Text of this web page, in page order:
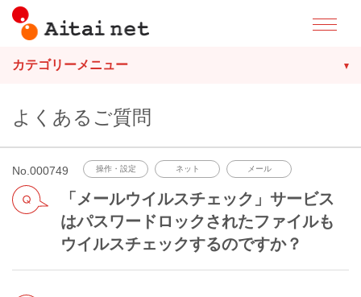
カテゴリーメニュー
よくあるご質問
No.000749 操作・設定 ネット メール
「メールウイルスチェック」サービス
はパスワードロックされたファイルも
ウイルスチェックするのですか？